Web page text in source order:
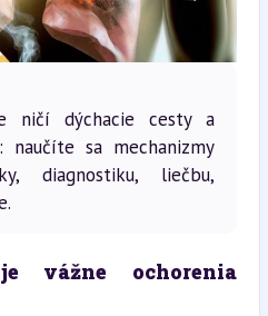
ničí dýchacie cesty a
naučíte sa mechanizmy
diagnostiku, liečbu,
vážne ochorenia